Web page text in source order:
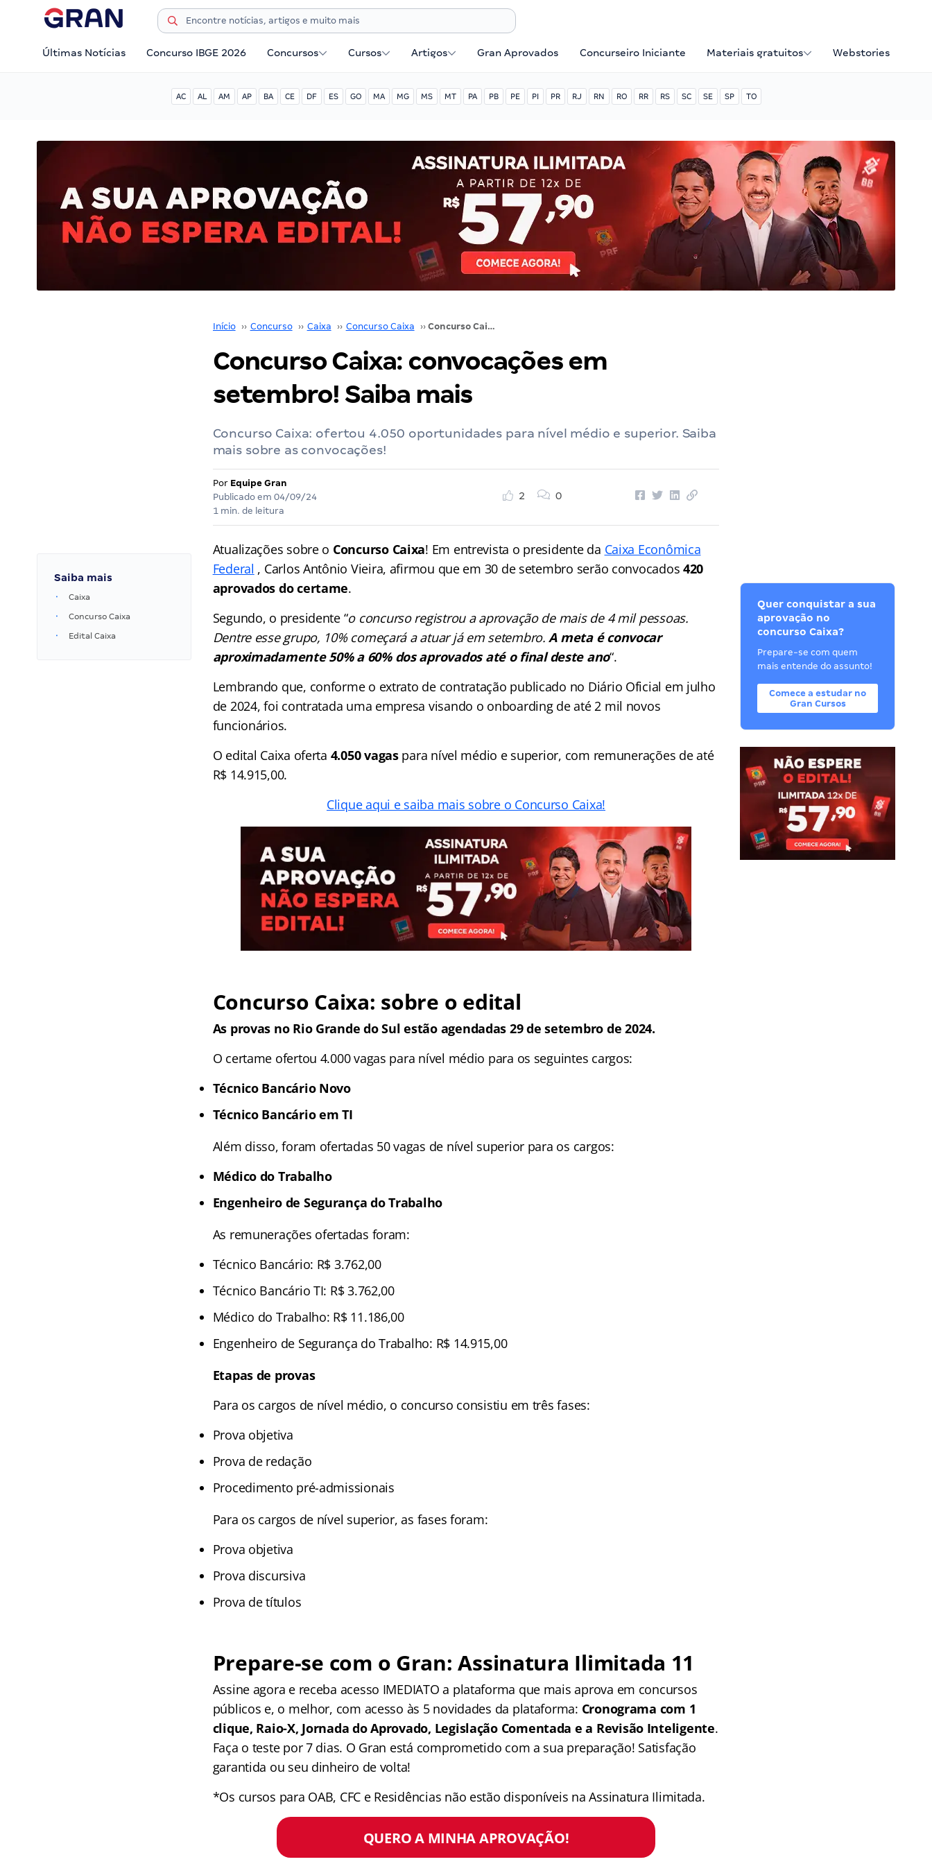
Últimas Notícias Concurso IBGE 2026 Concursos Cursos Artigos Gran Aprovados Concurseiro Iniciante Materiais gratuitos Webstories
AC AL AM AP BA CE DF ES GO MA MG MS MT PA PB PE PI PR RJ RN RO RR RS SC SE SP TO
Início ›› Concurso ›› Caixa ›› Concurso Caixa ›› Concurso Caixa: convocações em setembro! Saiba mais
Concurso Caixa: convocações em
setembro! Saiba mais
Concurso Caixa: ofertou 4.050 oportunidades para nível médio e superior. Saiba
mais sobre as convocações!
Por Equipe Gran
Publicado em 04/09/24
1 min. de leitura
2 0
Saiba mais
Caixa
Concurso Caixa
Edital Caixa
Atualizações sobre o Concurso Caixa! Em entrevista o presidente da Caixa Econômica
Federal , Carlos Antônio Vieira, afirmou que em 30 de setembro serão convocados420
aprovados do certame.
Segundo, o presidente “o concurso registrou a aprovação de mais de 4 mil pessoas.
Dentre esse grupo, 10% começará a atuar já em setembro.A meta é convocar
aproximadamente 50% a 60% dos aprovados até o final deste ano“.
Lembrando que, conforme o extrato de contratação publicado no Diário Oficial em julho
de 2024, foi contratada uma empresa visando o onboarding de até 2 mil novos
funcionários.
O edital Caixa oferta 4.050 vagaspara nível médio e superior, com remunerações de até
R$ 14.915,00.
Clique aqui e saiba mais sobre o Concurso Caixa!
Concurso Caixa: sobre o edital
As provas no Rio Grande do Sul estão agendadas 29 de setembro de 2024.
O certame ofertou 4.000 vagas para nível médio para os seguintes cargos:
Técnico Bancário Novo
Técnico Bancário em TI
Além disso, foram ofertadas 50 vagas de nível superior para os cargos:
Médico do Trabalho
Engenheiro de Segurança do Trabalho
As remunerações ofertadas foram:
Técnico Bancário: R$ 3.762,00
Técnico Bancário TI: R$ 3.762,00
Médico do Trabalho: R$ 11.186,00
Engenheiro de Segurança do Trabalho: R$ 14.915,00
Etapas de provas
Para os cargos de nível médio, o concurso consistiu em três fases:
Prova objetiva
Prova de redação
Procedimento pré-admissionais
Para os cargos de nível superior, as fases foram:
Prova objetiva
Prova discursiva
Prova de títulos
Prepare-se com o Gran: Assinatura Ilimitada 11
Assine agora e receba acesso IMEDIATO a plataforma que mais aprova em concursos
públicos e, o melhor, com acesso às 5 novidades da plataforma: Cronograma com 1
clique, Raio-X, Jornada do Aprovado, Legislação Comentada e a Revisão Inteligente.
Faça o teste por 7 dias. O Gran está comprometido com a sua preparação! Satisfação
garantida ou seu dinheiro de volta!
*Os cursos para OAB, CFC e Residências não estão disponíveis na Assinatura Ilimitada.
QUERO A MINHA APROVAÇÃO!
Quer conquistar a sua
aprovação no
concurso Caixa?
Prepare-se com quem
mais entende do assunto!
Comece a estudar no
Gran Cursos